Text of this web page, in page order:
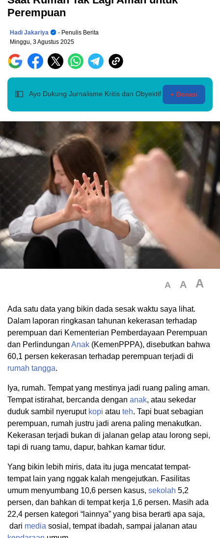
Perempuan
Hadi Jakariya
- Penulis Berita
Minggu, 3 Agustus 2025
💵 Ayo Dukung Jurnalisme Kritis dan Obyektif + Donasi
A A A
Ada satu data yang bikin dada sesak waktu saya lihat.
Dalam laporan ringkasan tahunan kekerasan terhadap
perempuan dari Kementerian Pemberdayaan Perempuan
dan Perlindungan Anak (KemenPPPA), disebutkan bahwa
60,1 persen kekerasan terhadap perempuan terjadi di
rumah tangga.
Iya, rumah. Tempat yang mestinya jadi ruang paling aman.
Tempat istirahat, bercanda dengan anak, atau sekedar
duduk sambil nyeruput kopi atau teh. Tapi buat sebagian
perempuan, rumah justru jadi arena paling menakutkan.
Kekerasan terjadi bukan di jalanan gelap atau lorong sepi,
tapi di ruang tamu, dapur, bahkan kamar tidur.
Yang bikin lebih miris, data itu juga mencatat tempat-
tempat lain yang nggak kalah mengejutkan. Fasilitas
umum menyumbang 10,6 persen kasus, sekolah 5,2
persen, dan bahkan di tempat kerja 1,6 persen. Masih ada
22,4 persen kategori “lainnya” yang bisa berarti apa saja,
dari media sosial, tempat ibadah, sampai jalanan atau